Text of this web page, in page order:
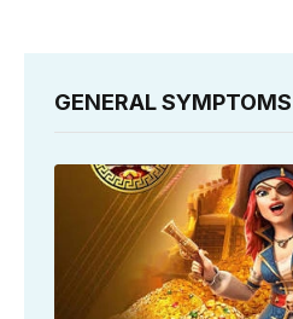
GENERAL SYMPTOMS